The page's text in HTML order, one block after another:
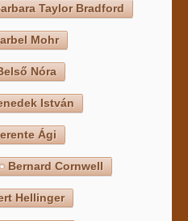
Taylor Bradford
Mohr
Nóra
István
Ági
Bernard Cornwell
Hellinger